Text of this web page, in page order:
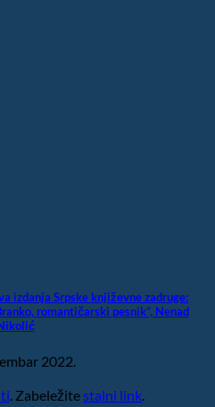
izdanja Srpske književne zadruge:
romantičarski pesnik“, Nenad
2022.
. Zabeležitestalni link.